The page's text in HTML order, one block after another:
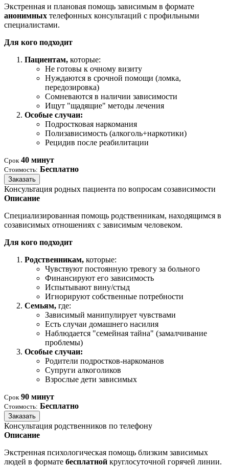
Экстренная и плановая помощь зависимым в формате
анонимных телефонных консультаций с профильными
специалистами.
Для кого подходит
Пациентам, которые:
Не готовы к очному визиту
Нуждаются в срочной помощи (ломка,
передозировка)
Сомневаются в наличии зависимости
Ищут "щадящие" методы лечения
Особые случаи:
Подростковая наркомания
Полизависимость (алкоголь+наркотики)
Рецидив после реабилитации
Срок 40 минут
Стоимость: Бесплатно
Заказать
Консультация родных пациента по вопросам созависимости
Описание
Специализированная помощь родственникам, находящимся в
созависимых отношениях с зависимым человеком.
Для кого подходит
Родственникам, которые:
Чувствуют постоянную тревогу за больного
Финансируют его зависимость
Испытывают вину/стыд
Игнорируют собственные потребности
Семьям, где:
Зависимый манипулирует чувствами
Есть случаи домашнего насилия
Наблюдается "семейная тайна" (замалчивание
проблемы)
Особые случаи:
Родители подростков-наркоманов
Супруги алкоголиков
Взрослые дети зависимых
Срок 90 минут
Стоимость: Бесплатно
Заказать
Консультация родственников по телефону
Описание
Экстренная психологическая помощь близким зависимых
людей в формате бесплатной круглосуточной горячей линии.